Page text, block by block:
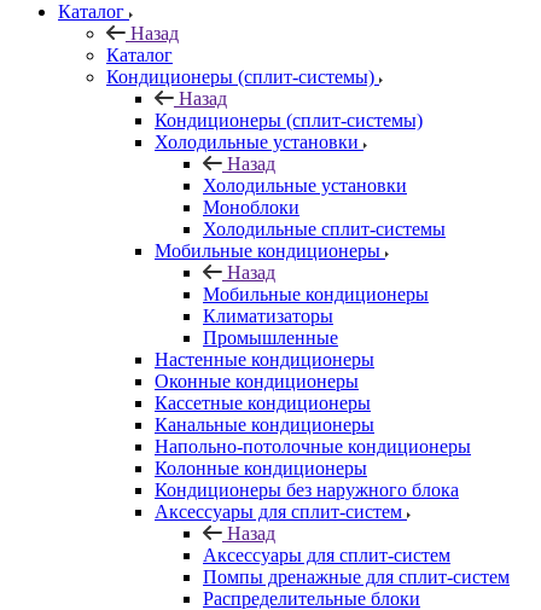
Каталог
Назад
Каталог
Кондиционеры (сплит-системы)
Назад
Кондиционеры (сплит-системы)
Холодильные установки
Назад
Холодильные установки
Моноблоки
Холодильные сплит-системы
Мобильные кондиционеры
Назад
Мобильные кондиционеры
Климатизаторы
Промышленные
Настенные кондиционеры
Оконные кондиционеры
Кассетные кондиционеры
Канальные кондиционеры
Напольно-потолочные кондиционеры
Колонные кондиционеры
Кондиционеры без наружного блока
Аксессуары для сплит-систем
Назад
Аксессуары для сплит-систем
Помпы дренажные для сплит-систем
Распределительные блоки